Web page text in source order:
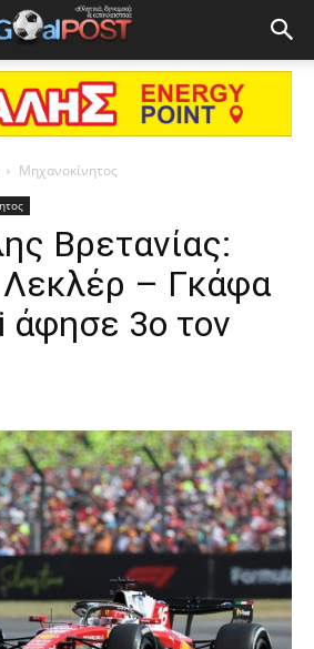
Μηχανοκίνητος
Βρετανίας:
– Γκάφα
άφησε 3ο τον